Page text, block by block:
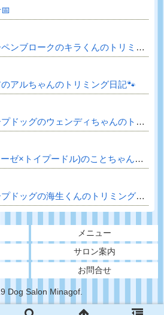
🐶ウェルシュコーギーペンブロークのキラくんのトリミング日記🐶
アルちゃんのトリミング日記🐾
🐶シェットランドシープドッグのウェンディちゃんのトリミング日記🐶
🐾Mix犬(ビションフリーゼ×トイプードル)のことちゃんのトリミング日記🐾
🐶シェットランドシープドッグの海生くんのトリミング日記🐶
メニュー
サロン案内
お問合せ
Dog Salon Minagof.